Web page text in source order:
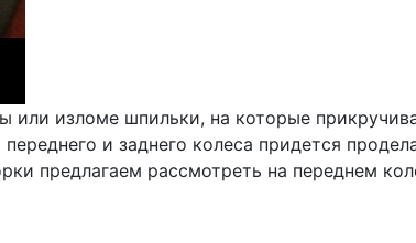
изломе шпильки, на которые
и заднего колеса придется
предлагаем рассмотреть на переднем